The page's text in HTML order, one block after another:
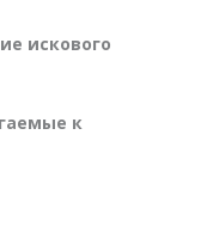
искового
к